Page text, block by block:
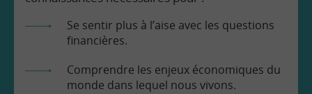
Se sentir plus à l’aise avec les questions
financières.
Comprendre les enjeux économiques du
monde dans lequel nous vivons.